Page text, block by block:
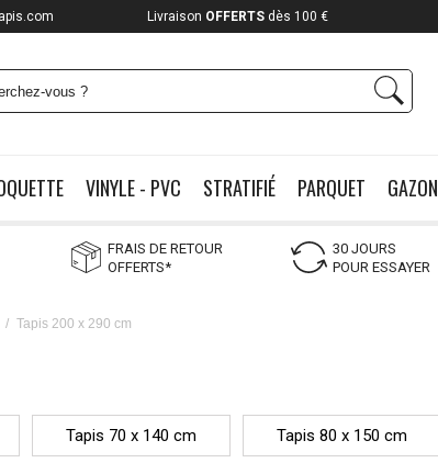
VINYLE - PVC STRATIFIÉ PARQUET GAZON
FRAIS DE RETOUR
OFFERTS*
30 JOURS
POUR ESSAYER
/ Tapis 200 x 290 cm
Tapis 70 x 140 cm Tapis 80 x 150 cm
Livraison OFFERTSdès 100 €